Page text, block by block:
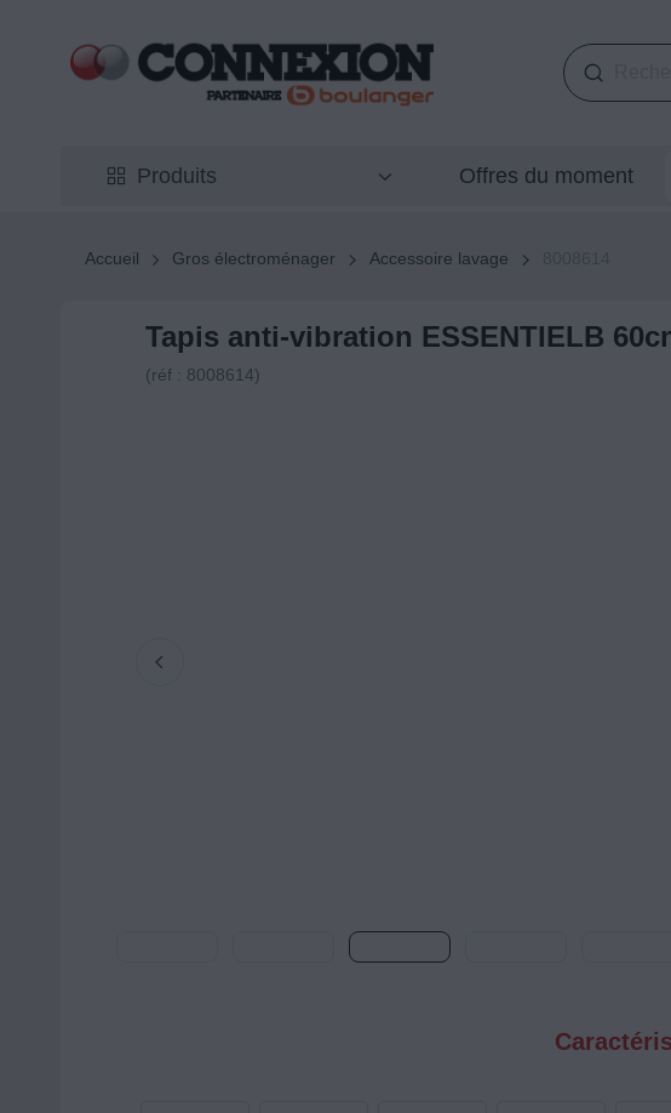
Produits Offres du moment
Accueil Gros électroménager Accessoire lavage
Tapis anti-vibration ESSENTIELB
(réf : 8008614)